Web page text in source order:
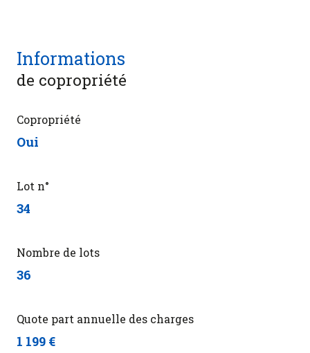
Informations
de copropriété
Copropriété
Oui
Lot n°
34
Nombre de lots
36
Quote part annuelle des charges
1 199 €